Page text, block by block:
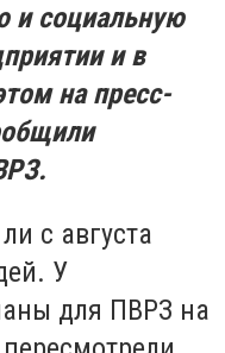
и социальную
и в
напресс-
с августа
У
для ПВРЗ на